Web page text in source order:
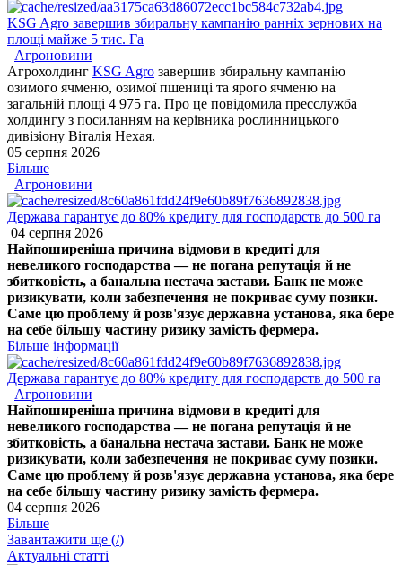
KSG Agro завершив збиральну кампанію ранніх зернових на
площі майже 5 тис. Га
Агроновини
Агрохолдинг KSG Agro завершив збиральну кампанію
озимого ячменю, озимої пшениці та ярого ячменю на
загальній площі 4 975 га. Про це повідомила пресслужба
холдингу з посиланням на керівника рослинницького
дивізіону Віталія Нехая.
05 серпня 2026
Більше
Агроновини
Держава гарантує до 80% кредиту для господарств до 500 га
04 серпня 2026
Найпоширеніша причина відмови в кредиті для
невеликого господарства — не погана репутація й не
збитковість, а банальна нестача застави. Банк не може
ризикувати, коли забезпечення не покриває суму позики.
Саме цю проблему й розв'язує державна установа, яка бере
на себе більшу частину ризику замість фермера.
Більше інформації
Держава гарантує до 80% кредиту для господарств до 500 га
Агроновини
Найпоширеніша причина відмови в кредиті для
невеликого господарства — не погана репутація й не
збитковість, а банальна нестача застави. Банк не може
ризикувати, коли забезпечення не покриває суму позики.
Саме цю проблему й розв'язує державна установа, яка бере
на себе більшу частину ризику замість фермера.
04 серпня 2026
Більше
Завантажити ще (/)
Актуальні статті